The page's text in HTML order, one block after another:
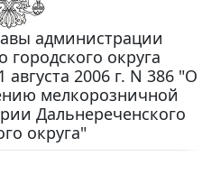
администрации
городского округа
2006 г. N 386 "О
мелкорозничной
Дальнереченского
округа"